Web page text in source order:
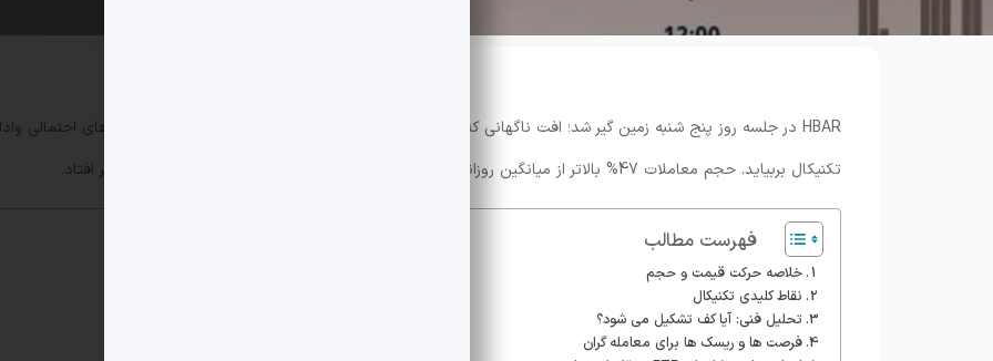
تکنیکال بربیاید. حجم معاملات 47% بالاتر از میانگین روزانه ثبت شد و بازار بین هیجان نهادی و ضعف ساختاری گیر افتاد.
فهرست مطالب
خلاصه حرکت قیمت و حجم
نقاط کلیدی تکنیکال
تحلیل فنی: آیا کف تشکیل می شود؟
فرصت ها و ریسک ها برای معامله گران